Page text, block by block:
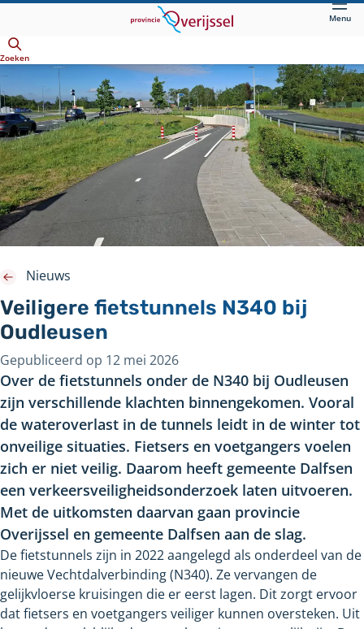
hoofdinhoud
Menu
Zoeken
Veiligere fietstunnels N340 bij
Oudleusen
Gepubliceerd op 12 mei 2026
Nieuws
Over de fietstunnels onder de N340 bij Oudleusen
zijn verschillende klachten binnengekomen. Vooral
de wateroverlast in de tunnels leidt in de winter tot
onveilige situaties. Fietsers en voetgangers voelen
zich er niet veilig. Daarom heeft gemeente Dalfsen
een verkeersveiligheidsonderzoek laten uitvoeren.
Met de uitkomsten daarvan gaan provincie
Overijssel en gemeente Dalfsen aan de slag.
De fietstunnels zijn in 2022 aangelegd als onderdeel van de
nieuwe Vechtdalverbinding (N340). Ze vervangen de
gelijkvloerse kruisingen die er eerst lagen. Dit zorgt ervoor
dat fietsers en voetgangers veiliger kunnen oversteken. Uit